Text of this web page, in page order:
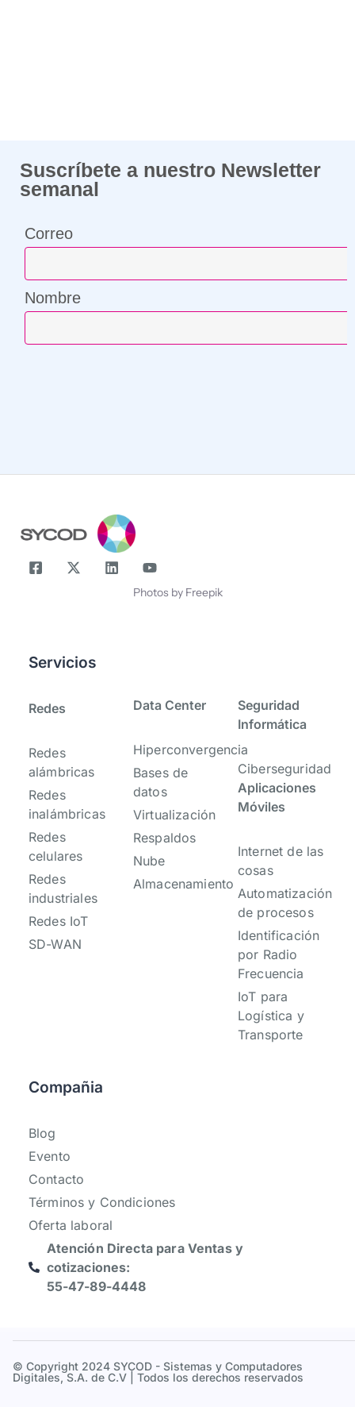
Suscríbete a nuestro Newsletter
semanal
Correo
Nombre
Photos by Freepik
Servicios
Redes
Redes
alámbricas
Redes
inalámbricas
Redes
celulares
Redes
industriales
Redes IoT
SD-WAN
Data Center
Hiperconvergencia
Bases de
datos
Virtualización
Respaldos
Nube
Almacenamiento
Seguridad
Informática
Ciberseguridad
Aplicaciones
Móviles
Internet de las
cosas
Automatización
de procesos
Identificación
por Radio
Frecuencia
IoT para
Logística y
Transporte
Compañia
Blog
Evento
Contacto
Términos y Condiciones
Oferta laboral
Atención Directa para Ventas y
cotizaciones:
55-47-89-4448
© Copyright 2024 SYCOD - Sistemas y Computadores
Digitales, S.A. de C.V | Todos los derechos reservados